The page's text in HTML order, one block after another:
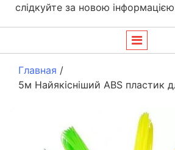
слідкуйте за новою
Главная /
5м Найякісніший ABS пластик